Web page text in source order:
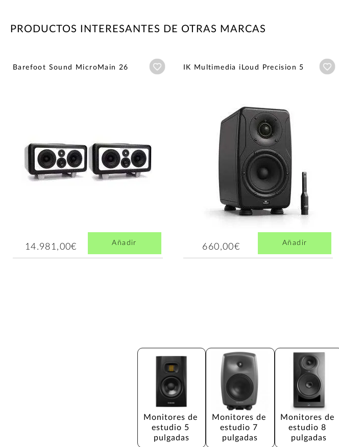
PRODUCTOS INTERESANTES DE OTRAS MARCAS
Barefoot Sound MicroMain 26 Añadir a wishlist
14.981,00€ Añadir
IK Multimedia iLoud Precision 5
660,00€ Añadir
Monitores de
estudio 5
pulgadas
Monitores de
estudio 7
pulgadas
Monitores de
estudio 8
pulgadas